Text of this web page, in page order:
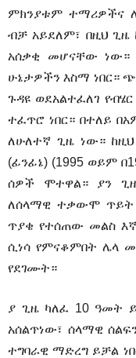
ምክንያቱም ተማሪዎችና
ብቻ አይደለም፣ በዚህ
አሰቃቂ መሆናቸው ነው።
ሁኔታዎችን እስማ ነበር።
ጉዳዩ ወደአልተፈለገ
ተፈጥሮ ነበር። በተለይ
ለሁለተኛ ጊዜ ነው። ከዚህ
(ፊንፊኔ) (1995 ወይም
ሰዎች ሞተዋል። ያን
ለሰላማዊ ተቃውሞ ጥይት
ጥያቄ የተሰጠው መልስ እኛ
ሲነሳ የምናቆምበት ሌላ
የደገሙት።
ያ ጊዜ ካለፈ 10 ዓመት
አሰልጥነው፣ ሰላማዊ
ተግባራዊ ማድረግ ይቻል